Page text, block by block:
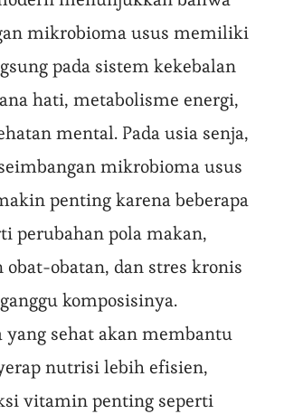
mikrobioma usus memiliki
pada sistem kekebalan
hati, metabolisme energi,
mental. Pada usia senja,
mikrobioma usus
penting karena beberapa
perubahan pola makan,
obat-obatan, dan stres kronis
komposisinya.
sehat akan membantu
nutrisi lebih efisien,
vitamin penting seperti